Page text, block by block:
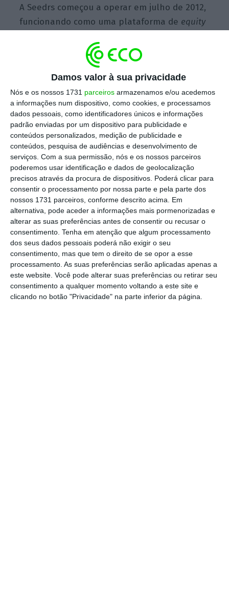
Damos valor à sua privacidade
Nós e os nossos 1731 parceiros armazenamos e/ou acedemos
a informações num dispositivo, como cookies, e processamos
dados pessoais, como identificadores únicos e informações
padrão enviadas por um dispositivo para publicidade e
conteúdos personalizados, medição de publicidade e
conteúdos, pesquisa de audiências e desenvolvimento de
serviços. Com a sua permissão, nós e os nossos parceiros
poderemos usar identificação e dados de geolocalização
precisos através da procura de dispositivos. Poderá clicar para
consentir o processamento por nossa parte e pela parte dos
nossos 1731 parceiros, conforme descrito acima. Em
alternativa, pode aceder a informações mais pormenorizadas e
alterar as suas preferências antes de consentir ou recusar o
consentimento. Tenha em atenção que algum processamento
dos seus dados pessoais poderá não exigir o seu
consentimento, mas que tem o direito de se opor a esse
processamento. As suas preferências serão aplicadas apenas a
este website. Você pode alterar suas preferências ou retirar seu
consentimento a qualquer momento voltando a este site e
clicando no botão "Privacidade" na parte inferior da página.
A Seedrs começou a operar em julho de 2012,
funcionando como uma plataforma de equity
financiamento junto de pequenos
investidores para ajudar a criar ou a fazer
crescer startups. Quem participasse nesse
tipo de financiamentos a única forma que
disponha para transacionar as posições
detidas nesses negócios era através de uma
possível oferta pública inicial (IPO) ou venda
da empresa.
Entre 6 de junho e o dia de hoje, a Seedrs deu
a oportunidade aos investidores num
conjunto de mais de 80 empresas de
poderem vender ou reforçar as suas posições
nesses negócios. Entre os pequenos
investidores que aproveitaram esta operação
houve alguns que conseguiram multiplicar
por várias vezes o seu investimento inicial,
segundo a Seerds, apesar de esta não referir